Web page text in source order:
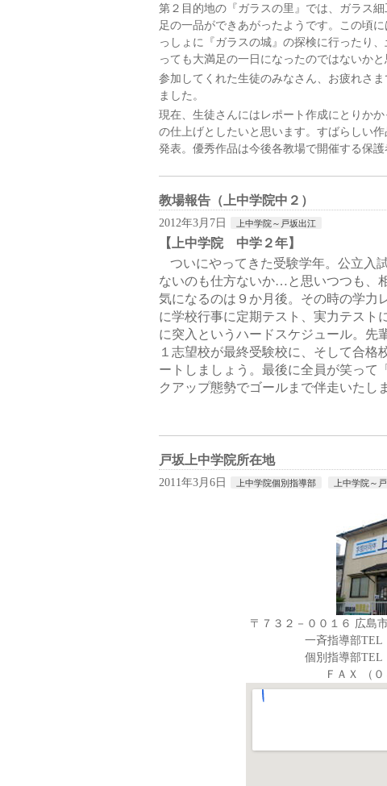
第２目的地の『ガラスの里』では、ガラス
足の一品ができあがったようです。この頃
っしょに『ガラスの城』の探検に行ったり
っても大満足の一日になったのではないかと
参加してくれた生徒のみなさん、お疲れさ
ました。
現在、生徒さんにはレポート作成にとりか
の仕上げとしたいと思います。すばらしい
発表。優秀作品は今後各教場で開催する保
教場報告（上中学院中２）
2012年3月7日 上中学院～戸坂出江
【上中学院 中学２年】
ついにやってきた受験学年。公立入
ないのも仕方ないか…と思いつつも、
気になるのは９か月後。その時の学力
に学校行事に定期テスト、実力テス
に突入というハードスケジュール。先
１志望校が最終受験校に、そして合格
ートしましょう。最後に全員が笑って
クアップ態勢でゴールまで伴走いたし
戸坂上中学院所在地
2011年3月6日 上中学院個別指導部 上中学院～
〒７３２－００１６ 広島
一斉指導部TEL
個別指導部TEL
ＦＡＸ （